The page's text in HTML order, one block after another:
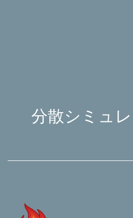
分散シミュ